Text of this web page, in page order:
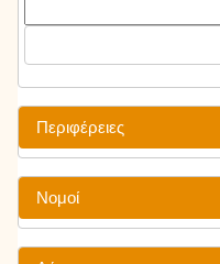
Περιφέρειες
Νομοί